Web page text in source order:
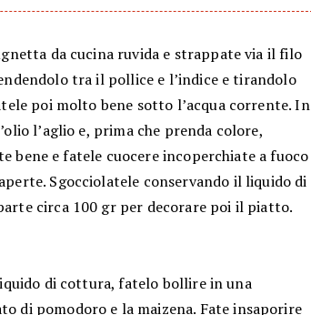
da cucina ruvida e strappate via il filo
tra il pollice e l’indice e tirandolo
poi molto bene sotto l’acqua corrente. In
l’aglio e, prima che prenda colore,
bene e fatele cuocere incoperchiate a fuoco
Sgocciolatele conservando il liquido di
circa 100 gr per decorare poi il piatto.
di cottura, fatelo bollire in una
di pomodoro e la maizena. Fate insaporire